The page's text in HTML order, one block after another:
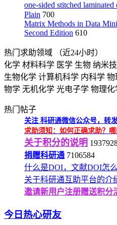
one-sided stitched
Plain 700
Matrix Methods in Data
Second Edition 610
热门求助领域
（近24小时）
化学 材料科学 医学 生物 纳米
生物化学 计算机科学 内科学 物
物学 无机化学 光电子学 物理化
热门帖子
关注 科研通微信公众号，转
求助须知：如何正确求助？哪
关于积分的说明
捐赠科研通 7106584
什么是DOI，文献DOI怎么
关于科研通互助平台的介
邀请新用户注册赠送积分
今日热心研友